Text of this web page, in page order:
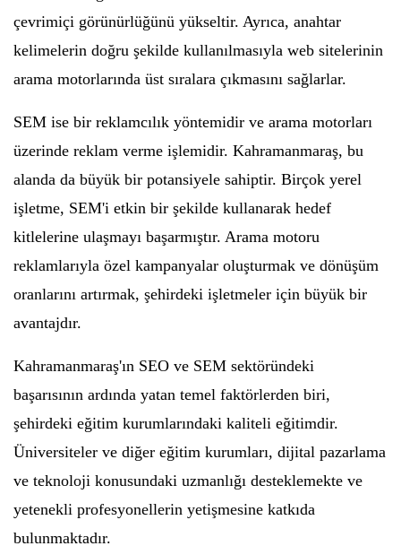
çevrimiçi görünürlüğünü yükseltir. Ayrıca, anahtar
kelimelerin doğru şekilde kullanılmasıyla web sitelerinin
arama motorlarında üst sıralara çıkmasını sağlarlar.
SEM ise bir reklamcılık yöntemidir ve arama motorları
üzerinde reklam verme işlemidir. Kahramanmaraş, bu
alanda da büyük bir potansiyele sahiptir. Birçok yerel
işletme, SEM'i etkin bir şekilde kullanarak hedef
kitlelerine ulaşmayı başarmıştır. Arama motoru
reklamlarıyla özel kampanyalar oluşturmak ve dönüşüm
oranlarını artırmak, şehirdeki işletmeler için büyük bir
avantajdır.
Kahramanmaraş'ın SEO ve SEM sektöründeki
başarısının ardında yatan temel faktörlerden biri,
şehirdeki eğitim kurumlarındaki kaliteli eğitimdir.
Üniversiteler ve diğer eğitim kurumları, dijital pazarlama
ve teknoloji konusundaki uzmanlığı desteklemekte ve
yetenekli profesyonellerin yetişmesine katkıda
bulunmaktadır.